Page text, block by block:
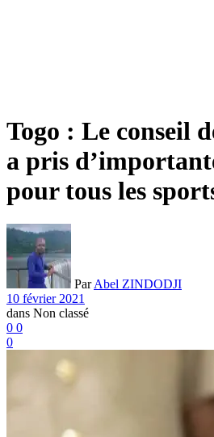
Togo : Le conseil
a pris
pour tous les
Par Abel ZINDODJI
10 février 2021
dans Non classé
0 0
0